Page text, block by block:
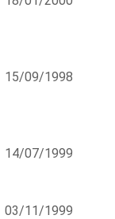
15/09/1998
14/07/1999
03/11/1999